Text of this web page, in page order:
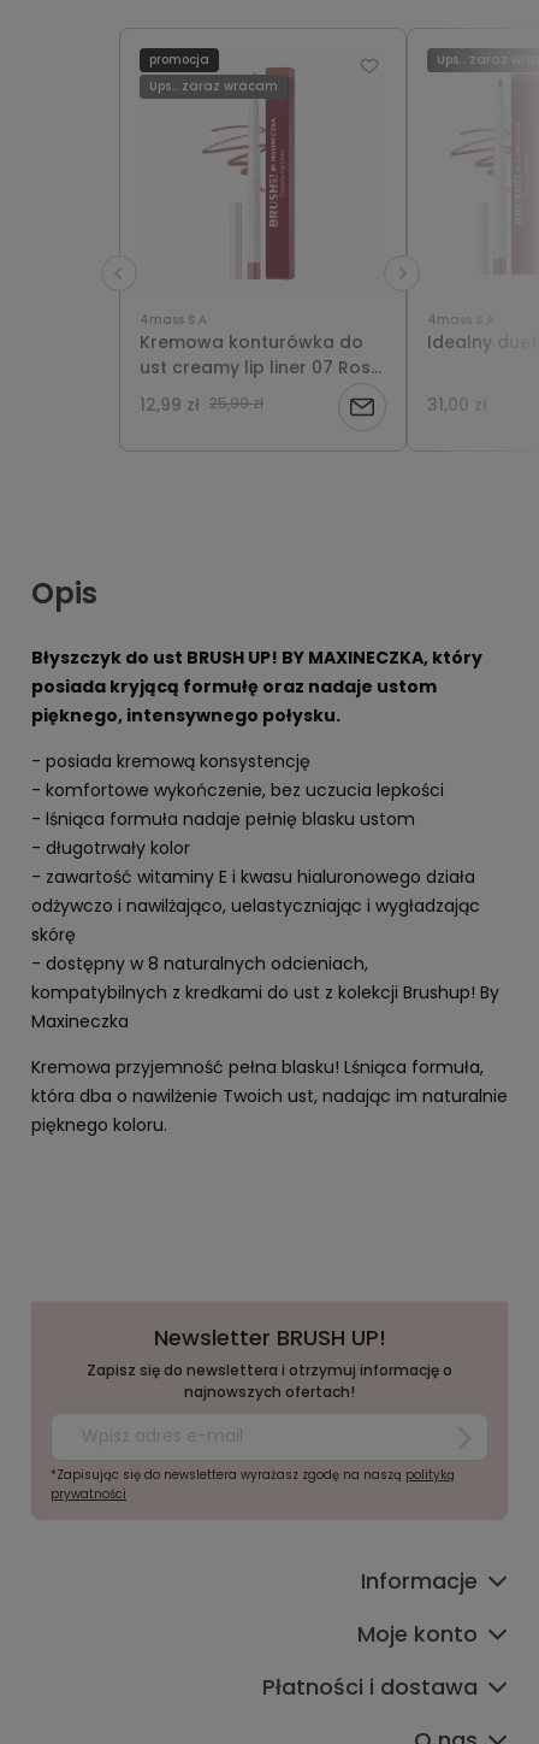
4mass S.A
Kremowa konturówka do
ust creamy lip liner 07 Rose
Nude BRUSH UP! BY
MAXINECZKA
12,99 zł 25,99 zł
promocja
Ups... zaraz wracam
Powiadom
o
4mass S.A
Idealny
31,00 zł
Ups... zaraz
Opis
Błyszczyk do ust BRUSH UP! BY MAXINECZKA, który
posiada kryjącą formułę oraz nadaje ustom
pięknego, intensywnego połysku.
- posiada kremową konsystencję
- komfortowe wykończenie, bez uczucia lepkości
- lśniąca formuła nadaje pełnię blasku ustom
- długotrwały kolor
- zawartość witaminy E i kwasu hialuronowego działa
odżywczo i nawilżająco, uelastyczniając i wygładzając
skórę
- dostępny w 8 naturalnych odcieniach,
kompatybilnych z kredkami do ust z kolekcji Brushup! By
Maxineczka
Kremowa przyjemność pełna blasku! Lśniąca formuła,
która dba o nawilżenie Twoich ust, nadając im naturalnie
pięknego koloru.
Newsletter BRUSH UP!
Zapisz się do newslettera i otrzymuj informację o
najnowszych ofertach!
*Zapisując się do newslettera wyrażasz zgodę na naszą polityką
prywatności
Informacje
Moje konto
Płatności i dostawa